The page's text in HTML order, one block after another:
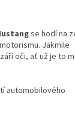
se hodí na
Jakmile
oči, ať už je to
automobilového